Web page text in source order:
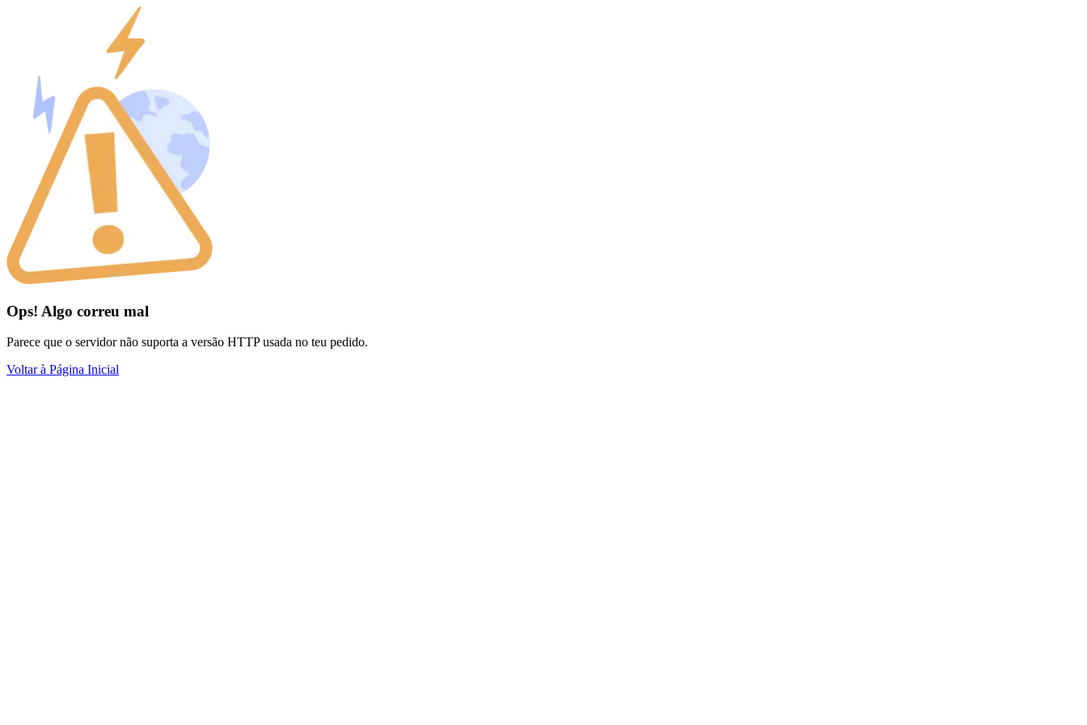
Ops! Algo correu mal
Parece que o servidor não suporta a versão HTTP usada no teu pedido.
Voltar à Página Inicial